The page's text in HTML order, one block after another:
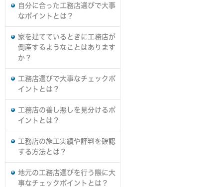
自分に合った工務店選びで大事
なポイントとは？
家を建てているときに工務店が
倒産するようなことはあります
か？
工務店選びで大事なチェックポ
イントとは？
工務店の善し悪しを見分けるポ
イントとは？
工務店の施工実績や評判を確認
する方法とは？
地元の工務店選びを行う際に大
事なチェックポイントとは？